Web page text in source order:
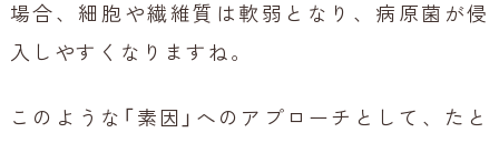
場合、細胞や繊維質は軟弱となり、病原菌が侵
入しやすくなりますね。
このような「素因」へのアプローチとして、たと